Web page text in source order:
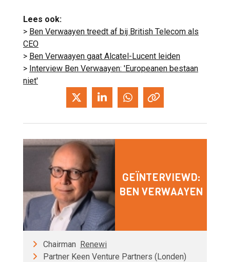
Lees ook:
> Ben Verwaayen treedt af bij British Telecom als
CEO
> Ben Verwaayen gaat Alcatel-Lucent leiden
> Interview Ben Verwaayen: 'Europeanen bestaan
niet'
GEÏNTERVIEWD:
BEN VERWAAYEN
Chairman Renewi
Partner Keen Venture Partners (Londen)